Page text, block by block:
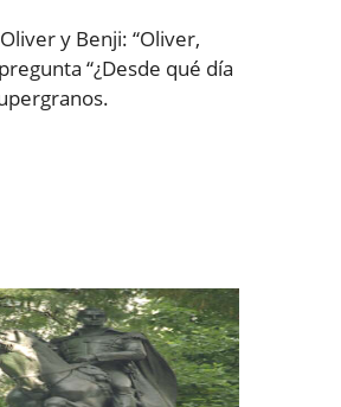
y Benji: “Oliver,
“¿Desde qué día